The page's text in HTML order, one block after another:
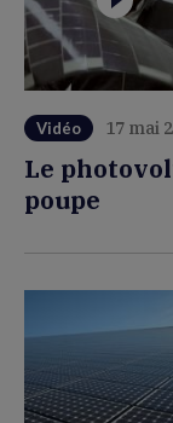
Vidéo 17 mai
Le
poupe